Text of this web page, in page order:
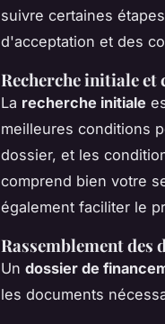
suivre certaines
d'acceptation et des
Recherche initiale et
La recherche initiale
meilleures conditions
dossier, et les
comprend bien votre
également faciliter le
Rassemblement des
Un dossier de
les documents